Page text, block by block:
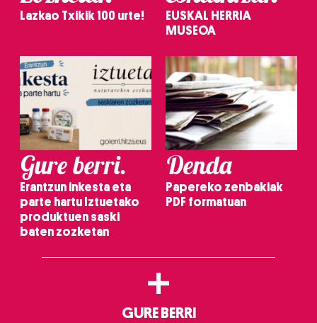
Lazkao Txikik 100 urte!
EUSKAL HERRIA
MUSEOA
Gure berri.
Erantzun inkesta eta
parte hartu Iztuetako
produktuen saski
baten zozketan
Denda
Papereko zenbakiak
PDF formatuan
+
GURE BERRI